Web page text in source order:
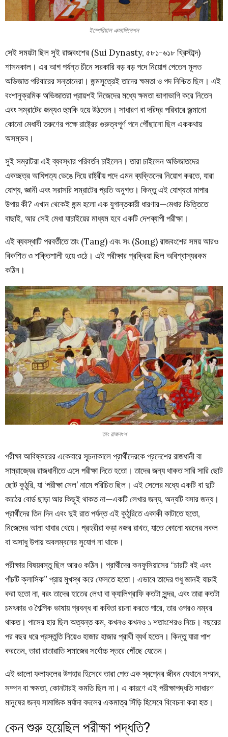
ইম্পেরিয়াল এক্সামিনেশন
সেই সময়টা ছিল সুই রাজবংশের (Sui Dynasty, ৫৮১-৬১৮ খ্রিস্টাব্দ)
শাসনকাল। এর আগ পর্যন্ত চীনে সরকারি বড় বড় পদে নিয়োগ পেতেন মূলত
অভিজাত পরিবারের সন্তানেরা। জন্মসূত্রেই তাদের ক্ষমতা ও পদ নিশ্চিত ছিল। এই
বংশানুক্রমিক অভিজাতরা প্রায়শই নিজেদের মধ্যে ক্ষমতা ভাগাভাগি করে নিতেন
এবং সম্রাটের জন্যও হুমকি হয়ে উঠতেন। সাধারণ বা দরিদ্র পরিবারে জন্মানো
কোনো মেধাবী তরুণের পক্ষে রাষ্ট্রের গুরুত্বপূর্ণ পদে পৌঁছানো ছিল এককথায়
অসম্ভব।
সুই সম্রাটরা এই ব্যবস্থার পরিবর্তন চাইলেন। তারা চাইলেন অভিজাতদের
একচ্ছত্র আধিপত্য ভেঙে দিয়ে রাষ্ট্রীয় পদে এমন ব্যক্তিদের নিয়োগ করতে, যারা
যোগ্য, জ্ঞানী এবং সরাসরি সম্রাটের প্রতি অনুগত। কিন্তু এই যোগ্যতা মাপার
উপায় কী? এখান থেকেই জন্ম হলো এক যুগান্তকারী ধারণার—মেধার ভিত্তিতে
বাছাই, আর সেই মেধা যাচাইয়ের মাধ্যম হবে একটি দেশব্যাপী পরীক্ষা।
এই ব্যবস্থাটি পরবর্তীতে তাং (Tang) এবং সং (Song) রাজবংশের সময় আরও
বিকশিত ও শক্তিশালী হয়ে ওঠে। এই পরীক্ষার প্রক্রিয়া ছিল অবিশ্বাস্যরকম
কঠিন।
তাং রাজবংশ
পরীক্ষা আবিষ্কারের একেবারে সূচনাকালে প্রার্থীদেরকে প্রদেশের রাজধানী বা
সাম্রাজ্যের রাজধানীতে এসে পরীক্ষা দিতে হতো। তাদের জন্য থাকত সারি সারি ছোট
ছোট কুঠুরি, যা ‘পরীক্ষা সেল’ নামে পরিচিত ছিল। এই সেলের মধ্যে একটি বা দুটি
কাঠের বোর্ড ছাড়া আর কিছুই থাকত না—একটি লেখার জন্য, অন্যটি বসার জন্য।
প্রার্থীদের তিন দিন এবং দুই রাত পর্যন্ত এই কুঠুরিতে একাকী কাটাতে হতো,
নিজেদের আনা খাবার খেয়ে। প্রহরীরা কড়া নজর রাখত, যাতে কোনো ধরনের নকল
বা অসাধু উপায় অবলম্বনের সুযোগ না থাকে।
পরীক্ষার বিষয়বস্তু ছিল আরও কঠিন। প্রার্থীদের কনফুসিয়াসের “চারটি বই এবং
পাঁচটি ক্লাসিক” প্রায় মুখস্থ করে ফেলতে হতো। এভাবে তাদের শুধু জ্ঞানই যাচাই
করা হতো না, বরং তাদের হাতের লেখা বা ক্যালিগ্রাফি কতটা সুন্দর, এবং তারা কতটা
চমৎকার ও শৈল্পিক ভাষায় প্রবন্ধ বা কবিতা রচনা করতে পারে, তার ওপরও নম্বর
থাকত। পাসের হার ছিল অত্যন্ত কম, কখনও কখনও ১ শতাংশেরও নিচে। বছরের
পর বছর ধরে প্রস্তুতি নিয়েও হাজার হাজার প্রার্থী ব্যর্থ হতেন। কিন্তু যারা পাশ
করতেন, তারা রাতারাতি সমাজের সর্বোচ্চ স্তরে পৌঁছে যেতেন।
এই ভালো ফলাফলের উপহার হিসেবে তারা পেত এক স্বপ্নের জীবন যেখানে সম্মান,
সম্পদ বা ক্ষমতা, কোনটারই কমতি ছিল না। এ কারণে এই পরীক্ষাপদ্ধতি সাধারণ
মানুষের জন্য সামাজিক মর্যাদা বদলের একমাত্র সিঁড়ি হিসেবে বিবেচনা করা হত।
কেন শুরু হয়েছিল পরীক্ষা পদ্ধতি?